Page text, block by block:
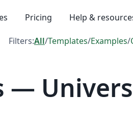
Pricing Help &
Filters:All/Templates/Examples/
—